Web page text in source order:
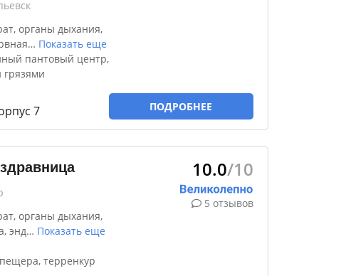
органы дыхания,
… Показать еще
пантовый центр,
грязями
7 ПОДРОБНЕЕ
органы дыхания,
энд… Показать еще
терренкур
10.0/10
5 отзывов